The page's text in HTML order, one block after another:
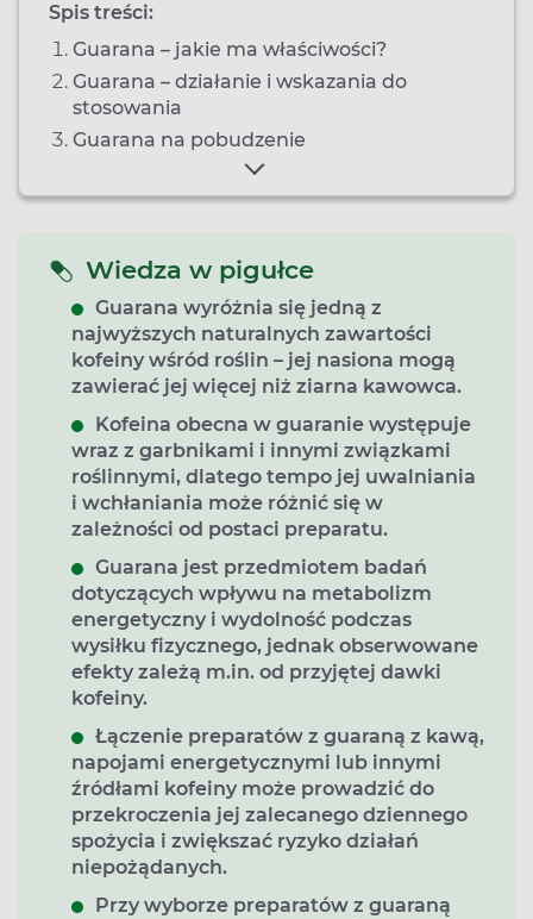
Spis treści:
Guarana – jakie ma właściwości?
Guarana – działanie i wskazania do
stosowania
Guarana na pobudzenie
Wiedza w pigułce
Guarana wyróżnia się jedną z
najwyższych naturalnych zawartości
kofeiny wśród roślin – jej nasiona mogą
zawierać jej więcej niż ziarna kawowca.
Kofeina obecna w guaranie występuje
wraz z garbnikami i innymi związkami
roślinnymi, dlatego tempo jej uwalniania
i wchłaniania może różnić się w
zależności od postaci preparatu.
Guarana jest przedmiotem badań
dotyczących wpływu na metabolizm
energetyczny i wydolność podczas
wysiłku fizycznego, jednak obserwowane
efekty zależą m.in. od przyjętej dawki
kofeiny.
Łączenie preparatów z guaraną z kawą,
napojami energetycznymi lub innymi
źródłami kofeiny może prowadzić do
przekroczenia jej zalecanego dziennego
spożycia i zwiększać ryzyko działań
niepożądanych.
Przy wyborze preparatów z guaraną